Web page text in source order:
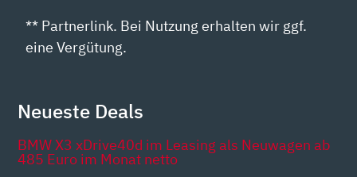
** Partnerlink. Bei Nutzung erhalten wir ggf.
eine Vergütung.
Neueste Deals
BMW X3 xDrive40d im Leasing als Neuwagen ab
485 Euro im Monat netto